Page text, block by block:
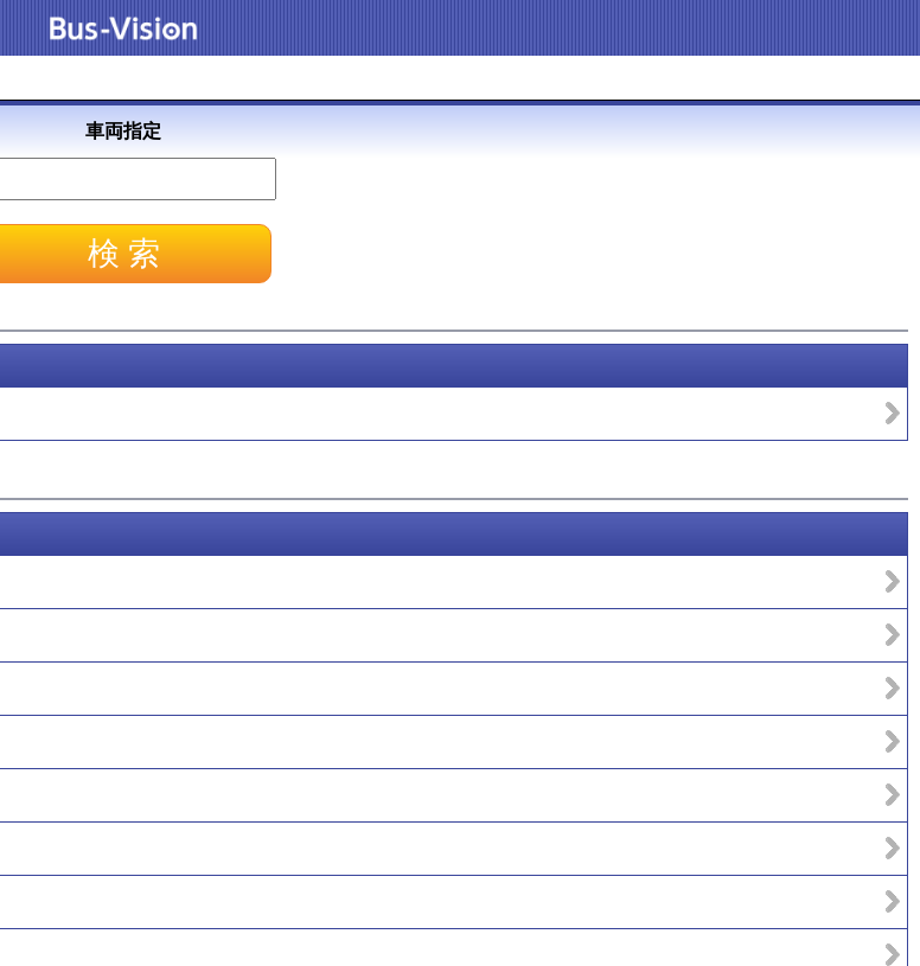
車両指定